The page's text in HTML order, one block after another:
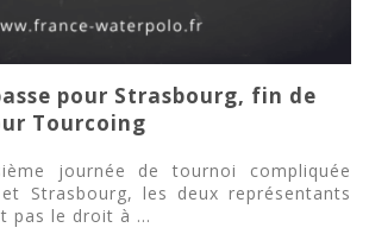
pour Strasbourg, fin de
Tourcoing
journée de tournoi compliquée
Strasbourg, les deux représentants
pas le droit à ...